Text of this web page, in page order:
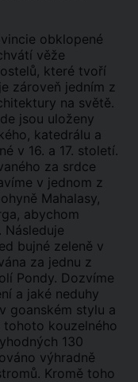
obklopené
věže
které tvoří
zároveň jedním z
na světě.
jsou uloženy
katedrálu a
v 16. a 17. století.
za srdce
v jednom z
Mahalasy,
abychom
bujné zeleně v
za jednu z
Pondy. Dozvíme
a jaké neduhy
goanském stylu a
kouzelného
130
výhradně
Kromě toho